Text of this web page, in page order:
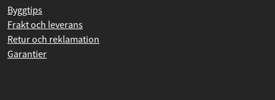
Generella köpvillkor
FAQ
Byggtips
Frakt och leverans